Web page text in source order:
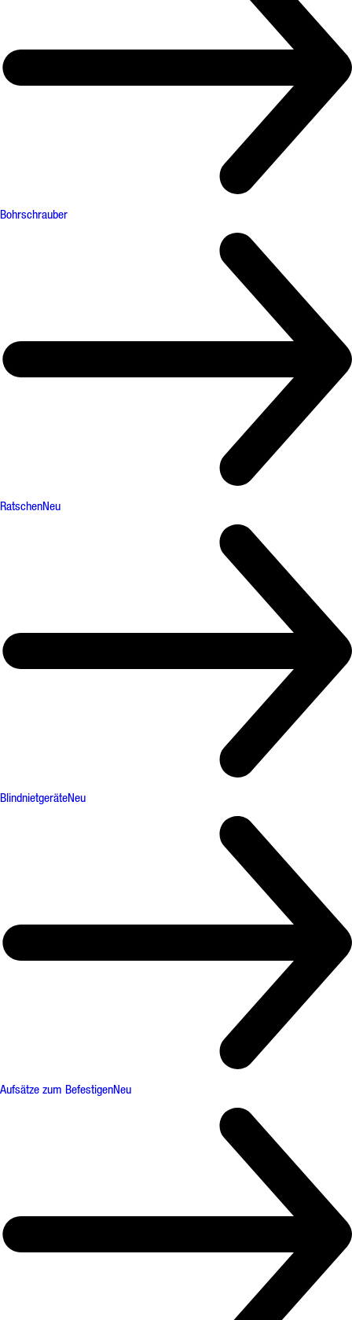
Bohrschrauber
RatschenNeu
BlindnietgeräteNeu
Aufsätze zum BefestigenNeu